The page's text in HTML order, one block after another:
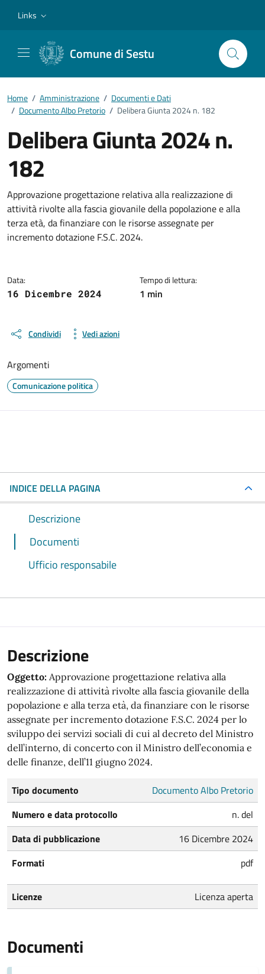
Links
Comune di Sestu
Home / Amministrazione / Documenti e Dati
/ Documento Albo Pretorio / Delibera Giunta 2024 n. 182
Delibera Giunta 2024 n.
182
Dettagli del documento
Approvazione progettazione relativa alla realizzazione di
attività rivolte alla fascia giovanile della popolazione e alla
terza età, da finanziare con le risorse assegnate per
incremento dotazione F.S.C. 2024.
Data:
16 Dicembre 2024
Tempo di lettura:
1 min
Condividi Vedi azioni
Argomenti
Comunicazione politica
INDICE DELLA PAGINA
Descrizione
Documenti
Ufficio responsabile
Descrizione
Oggetto: Approvazione progettazione relativa alla
realizzazione di attività rivolte alla fascia giovanile della
popolazione e alla terza età, da finanziare con le risorse
assegnate per incremento dotazione F.S.C. 2024 per lo
sviluppo dei servizi sociali di cui al decreto del Ministro
dell’interno, di concerto con il Ministro dell’economia e
delle finanze, dell’11 giugno 2024.
Tipo documento
Documento Albo Pretorio
Numero e data protocollo
n. del
Data di pubblicazione
16 Dicembre 2024
Formati
pdf
Licenze Licenza aperta
Documenti